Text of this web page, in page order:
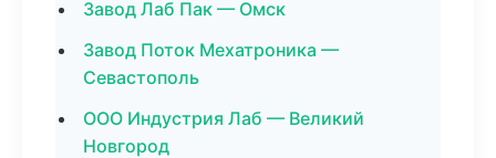
Завод Лаб Пак — Омск
Завод Поток Мехатроника —
Севастополь
ООО Индустрия Лаб — Великий
Новгород